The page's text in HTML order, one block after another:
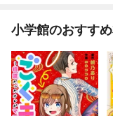
小学館のおすす